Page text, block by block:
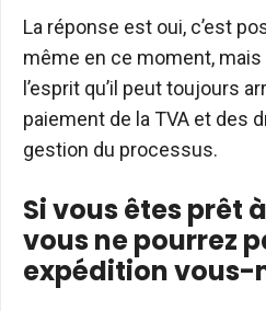
La réponse est oui, c’est
même en ce moment,
l’esprit qu’il peut toujours
paiement de la TVA et des
gestion du processus.
Si vous êtes prêt
vous ne pourrez
expédition vous-